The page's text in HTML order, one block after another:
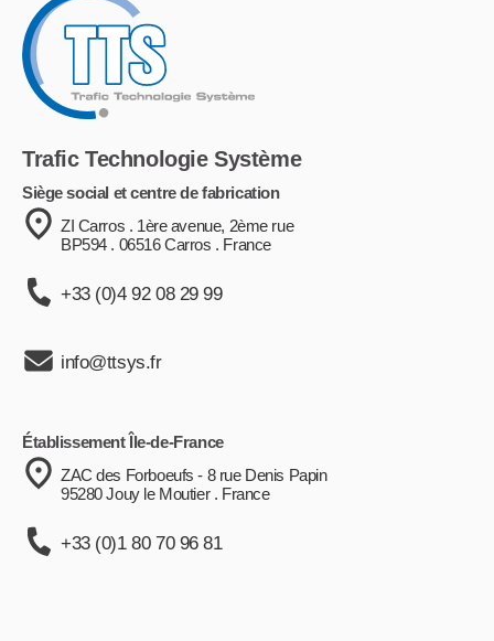
Trafic Technologie Système
Siège social et centre de fabrication
ZI Carros . 1ère avenue, 2ème rue
BP594 . 06516 Carros . France
+33 (0)4 92 08 29 99
info@ttsys.fr
Établissement Île-de-France
ZAC des Forboeufs - 8 rue Denis Papin
95280 Jouy le Moutier . France
+33 (0)1 80 70 96 81